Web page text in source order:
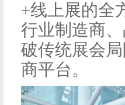
+线上展的全
行业制造商
破传统展会
商平台。